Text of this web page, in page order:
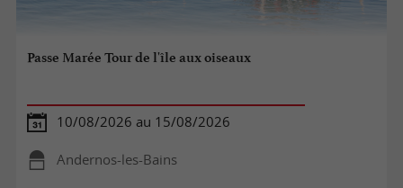
Passe Marée Tour de l'île aux oiseaux
10/08/2026 au 15/08/2026
Andernos-les-Bains